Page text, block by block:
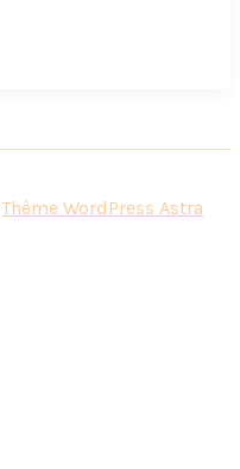
Thème WordPress Astra